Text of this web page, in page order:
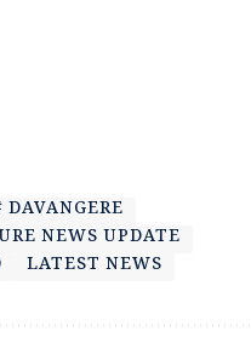
DAVANGERE
NEWS UPDATE
LATEST NEWS